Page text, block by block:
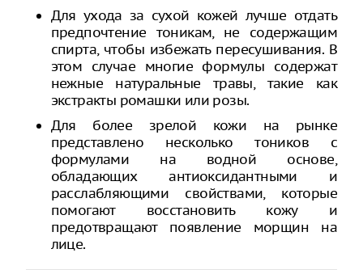
Для ухода за сухой кожей лучше отдать
предпочтение тоникам, не содержащим
спирта, чтобы избежать пересушивания. В
этом случае многие формулы содержат
нежные натуральные травы, такие как
экстракты ромашки или розы.
Для более зрелой кожи на рынке
представлено несколько тоников с
формулами на водной основе,
обладающих антиоксидантными и
расслабляющими свойствами, которые
помогают восстановить кожу и
предотвращают появление морщин на
лице.